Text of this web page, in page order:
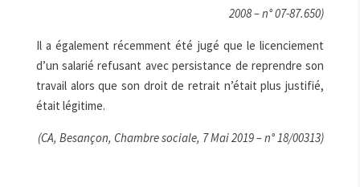
2008 – n° 07-87.650)
Il a également récemment été jugé que le licenciement
d’un salarié refusant avec persistance de reprendre son
travail alors que son droit de retrait n’était plus justifié,
était légitime.
(CA, Besançon, Chambre sociale, 7 Mai 2019 – n° 18/00313)